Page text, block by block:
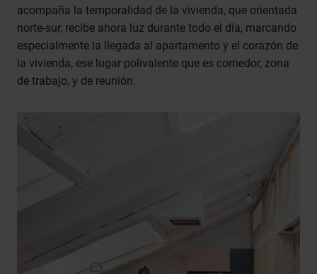
acompaña la temporalidad de la vivienda, que orientada
norte-sur, recibe ahora luz durante todo el día, marcando
especialmente la llegada al apartamento y el corazón de
la vivienda, ese lugar polivalente que es comedor, zona
de trabajo, y de reunión.